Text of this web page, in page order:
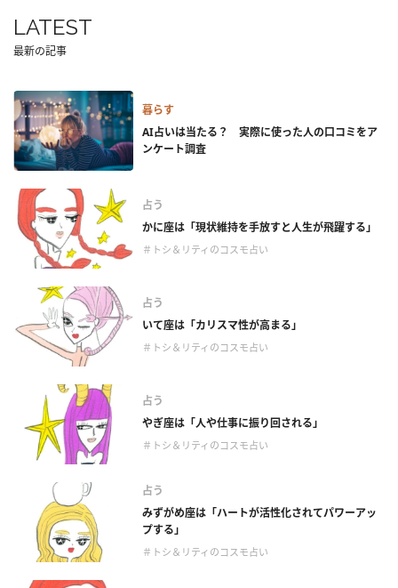
LATEST
最新の記事
暮らす
AI占いは当たる？ 実際に使った人の口コミをア
ンケート調査
占う
かに座は「現状維持を手放すと人生が飛躍する」
＃トシ＆リティのコスモ占い
占う
いて座は「カリスマ性が高まる」
＃トシ＆リティのコスモ占い
占う
やぎ座は「人や仕事に振り回される」
＃トシ＆リティのコスモ占い
占う
みずがめ座は「ハートが活性化されてパワーアッ
プする」
＃トシ＆リティのコスモ占い